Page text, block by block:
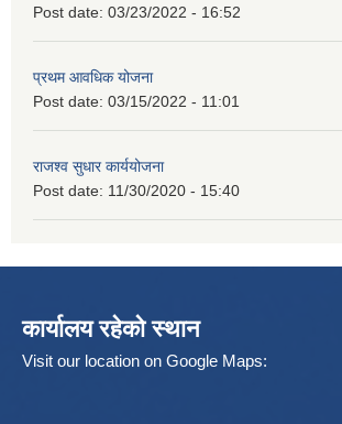
Post date: 03/23/2022 - 16:52
प्रथम आवधिक योजना
Post date: 03/15/2022 - 11:01
राजश्व सुधार कार्ययोजना
Post date: 11/30/2020 - 15:40
कार्यालय रहेको स्थान
Visit our location on Google Maps: